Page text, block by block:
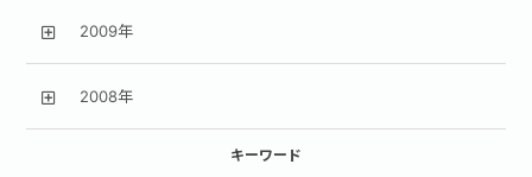
2009年
2008年
キーワード